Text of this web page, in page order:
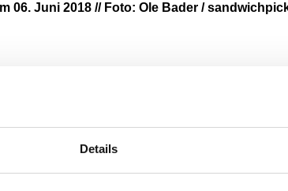
Details
06. Juni 2018 // Foto: Ole Bader /